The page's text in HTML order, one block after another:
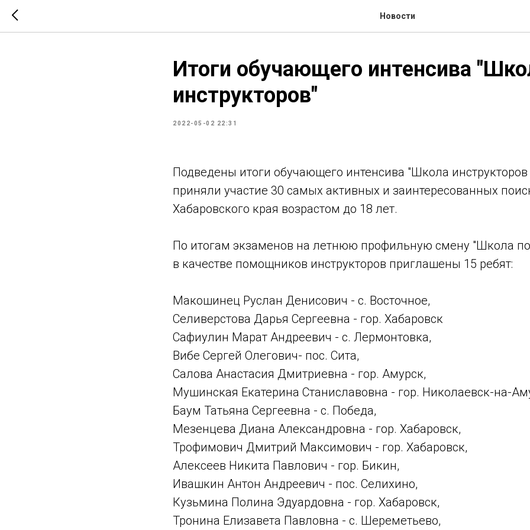
Новости
Итоги обучающего интенсива
инструкторов"
2022-05-02 22:31
Подведены итоги обучающего интенсива "Школа инструкторов
приняли участие 30 самых активных и заинтересованных
Хабаровского края возрастом до 18 лет.
По итогам экзаменов на летнюю профильную смену "Школа
в качестве помощников инструкторов приглашены 15 ребят:
Макошинец Руслан Денисович - с. Восточное,
Селиверстова Дарья Сергеевна - гор. Хабаровск
Сафиулин Марат Андреевич - с. Лермонтовка,
Вибе Сергей Олегович- пос. Сита,
Салова Анастасия Дмитриевна - гор. Амурск,
Мушинская Екатерина Станиславовна - гор. Николаевск-на-
Баум Татьяна Сергеевна - с. Победа,
Мезенцева Диана Александровна - гор. Хабаровск,
Трофимович Дмитрий Максимович - гор. Хабаровск,
Алексеев Никита Павлович - гор. Бикин,
Ивашкин Антон Андреевич - пос. Селихино,
Кузьмина Полина Эдуардовна - гор. Хабаровск,
Тронина Елизавета Павловна - с. Шереметьево,